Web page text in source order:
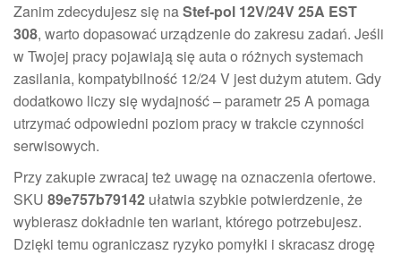
Zanim zdecydujesz się naStef-pol 12V/24V 25A EST
308, warto dopasować urządzenie do zakresu zadań. Jeśli
w Twojej pracy pojawiają się auta o różnych systemach
zasilania, kompatybilność 12/24 V jest dużym atutem. Gdy
dodatkowo liczy się wydajność – parametr 25 A pomaga
utrzymać odpowiedni poziom pracy w trakcie czynności
serwisowych.
Przy zakupie zwracaj też uwagę na oznaczenia ofertowe.
SKU 89e757b79142 ułatwia szybkie potwierdzenie, że
wybierasz dokładnie ten wariant, którego potrzebujesz.
Dzięki temu ograniczasz ryzyko pomyłki i skracasz drogę